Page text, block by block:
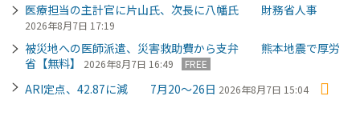
医療担当の主計官に片山氏、次長に八幡氏 財務省人事
2026年8月7日 17:19
被災地への医師派遣、災害救助費から支弁 熊本地震で厚労
省【無料】
2026年8月7日 16:49 FREE
ARI定点、42.87に減 7月20～26日 2026年8月7日 15:04